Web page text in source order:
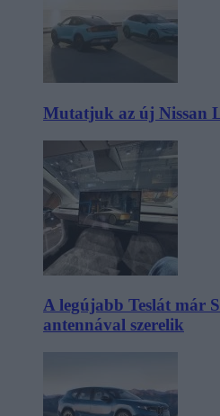
Mutatjuk az új Nissan
A legújabb Teslát már
antennával szerelik